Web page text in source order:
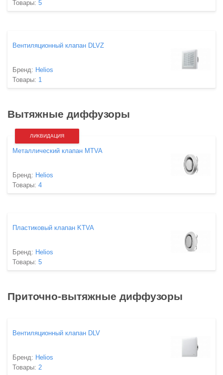
Товары: 5
Вентиляционный клапан DLVZ
Бренд: Helios
Товары: 1
Вытяжные диффузоры
ЛИКВИДАЦИЯ
Металлический клапан MTVA
Бренд: Helios
Товары: 4
Пластиковый клапан KTVA
Бренд: Helios
Товары: 5
Приточно-вытяжные диффузоры
Вентиляционный клапан DLV
Бренд: Helios
Товары: 2